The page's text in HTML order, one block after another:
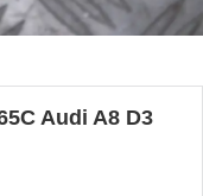
Audi A8 D3